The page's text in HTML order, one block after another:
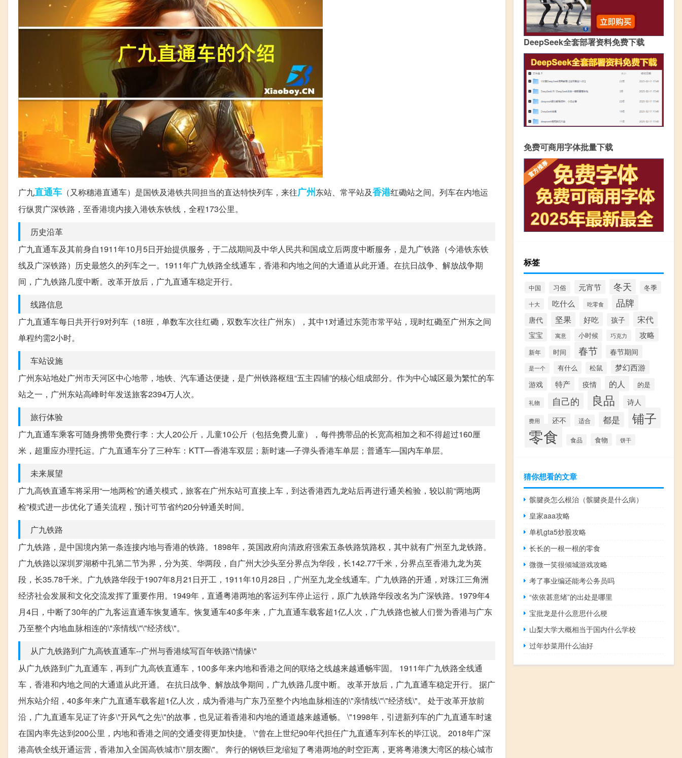
广九直通车 （又称穗港直通车）是国铁及港铁共同担当的直达特快列车，来往广州东站、常平站及香港红磡站之间。列车在内地运
行纵贯广深铁路，至香港境内接入港铁东铁线，全程173公里。
历史沿革
广九直通车及其前身自1911年10月5日开始提供服务，于二战期间及中华人民共和国成立后两度中断服务，是九广铁路（今港铁东铁
线及广深铁路）历史最悠久的列车之一。1911年广九铁路全线通车，香港和内地之间的大通道从此开通。在抗日战争、解放战争期
间，广九铁路几度中断。改革开放后，广九直通车稳定开行。
线路信息
广九直通车每日共开行9对列车（18班，单数车次往红磡，双数车次往广州东），其中1对通过东莞市常平站，现时红磡至广州东之间
单程约需2小时。
车站设施
广州东站地处广州市天河区中心地带，地铁、汽车通达便捷，是广州铁路枢纽“五主四辅”的核心组成部分。作为中心城区最为繁忙的车
站之一，广州东站高峰时年发送旅客2394万人次。
旅行体验
广九直通车乘客可随身携带免费行李：大人20公斤，儿童10公斤（包括免费儿童），每件携带品的长宽高相加之和不得超过160厘
米，超重应办理托运。广九直通车分了三种车：KTT—香港车双层；新时速—子弹头香港车单层；普通车—国内车单层。
未来展望
广九高铁直通车将采用“一地两检”的通关模式，旅客在广州东站可直接上车，到达香港西九龙站后再进行通关检验，较以前“两地两
检”模式进一步优化了通关流程，预计可节省约20分钟通关时间。
广九铁路
广九铁路，是中国境内第一条连接内地与香港的铁路。1898年，英国政府向清政府强索五条铁路筑路权，其中就有广州至九龙铁路。
广九铁路以深圳罗湖桥中孔第二节为界，分为英、华两段，自广州大沙头至分界点为华段，长142.77千米，分界点至香港九龙为英
段，长35.78千米。广九铁路华段于1907年8月21日开工，1911年10月28日，广州至九龙全线通车。广九铁路的开通，对珠江三角洲
经济社会发展和文化交流发挥了重要作用。1949年，直通粤港两地的客运列车停止运行，原广九铁路华段改名为广深铁路。1979年4
月4日，中断了30年的广九客运直通车恢复通车。恢复通车40多年来，广九直通车载客超1亿人次，广九铁路也被人们誉为香港与广东
乃至整个内地血脉相连的\"亲情线\"\"经济线\"。
从广九铁路到广九高铁直通车--广州与香港续写百年铁路\"情缘\"
从广九铁路到广九直通车，再到广九高铁直通车，100多年来内地和香港之间的联络之线越来越通畅牢固。 1911年广九铁路全线通
车，香港和内地之间的大通道从此开通。 在抗日战争、解放战争期间，广九铁路几度中断。 改革开放后，广九直通车稳定开行。 据广
州东站介绍，40多年来广九直通车载客超1亿人次，成为香港与广东乃至整个内地血脉相连的\"亲情线\"\"经济线\"。 处于改革开放前
沿，广九直通车见证了许多\"开风气之先\"的故事，也见证着香港和内地的通道越来越通畅。 \"1998年，引进新列车的广九直通车时速
在国内率先达到200公里，内地和香港之间的交通变得更加快捷。 \"曾在上世纪90年代担任广九直通车列车长的毕江说。 2018年广深
港高铁全线开通运营，香港加入全国高铁城市\"朋友圈\"。 奔行的钢铁巨龙缩短了粤港两地的时空距离，更将粤港澳大湾区的核心城市
DeepSeek全套部署资料免费下载
免费可商用字体批量下载
标签
中国 习俗 元宵节 冬天 冬季
十大 吃什么 吃零食 品牌
唐代 坚果 好吃 孩子 宋代
宝宝 寓意 小时候 巧克力 攻略
新年 时间 春节 春节期间
是一个 有什么 松鼠 梦幻西游
游戏 特产 疫情 的人 的是
礼物 自己的 良品 诗人
费用 还不 适合 都是 铺子
零食 食品 食物 饼干
猜你想看的文章
髌腱炎怎么根治（髌腱炎是什么病）
皇家aaa攻略
单机gta5炒股攻略
长长的一根一根的零食
微微一笑很倾城游戏攻略
考了事业编还能考公务员吗
“依依甚意绪”的出处是哪里
宝批龙是什么意思什么梗
山梨大学大概相当于国内什么学校
过年炒菜用什么油好